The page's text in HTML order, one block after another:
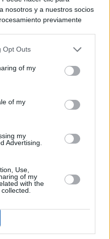
nosotros y a nuestros socios
previamente
en cuenta que algún
tiene el derecho de
preferencias se aplicarán
nuevo en este sitio web o
Opt Outs
of my
of my
my
Advertising.
Use,
of my
with the